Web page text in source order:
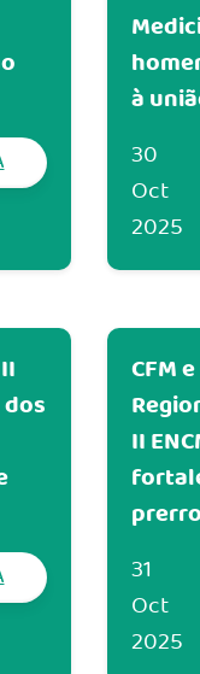
à
30
Oct
2025
CFM
II
31
Oct
2025